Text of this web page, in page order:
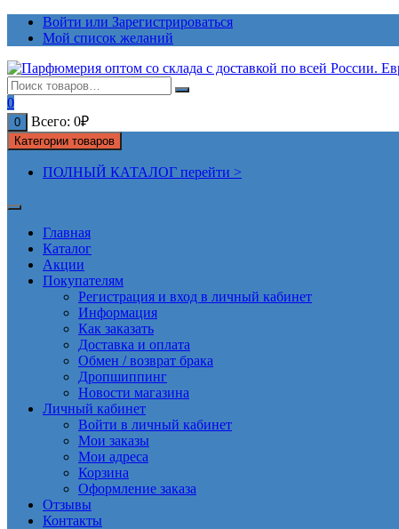
ПерейтиВойти или Зарегистрироваться
Мой список желаний
0
0 Всего: 0₽
Категории товаров
ПОЛНЫЙ КАТАЛОГ перейти >
Главная
Каталог
Акции
Покупателям
Регистрация и вход в личный кабинет
Информация
Как заказать
Доставка и оплата
Обмен / возврат брака
Дропшиппинг
Новости магазина
Личный кабинет
Войти в личный кабинет
Мои заказы
Мои адреса
Корзина
Оформление заказа
Отзывы
Контакты